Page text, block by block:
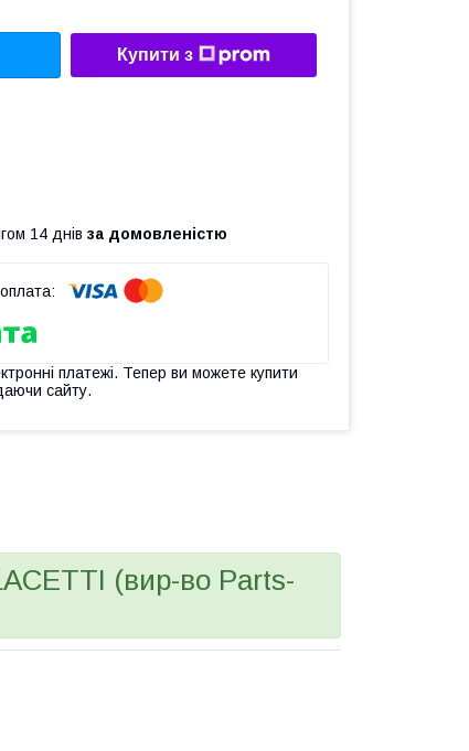
Купити з
14 днів за домовленістю
платежі. Тепер ви можете купити
сайту.
(вир-во Parts-